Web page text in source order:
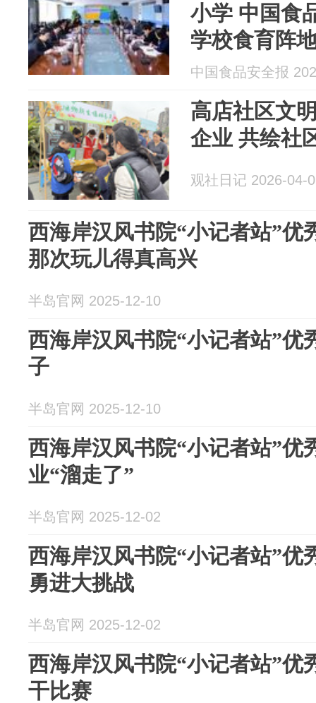
小学 中国食
学校食育阵
中国食品安全报
高店社区文
企业 共绘社
观社日记 2026-04-
西海岸汉风书院“小记者站”
那次玩儿得真高兴
半岛官网 2025-12-10
西海岸汉风书院“小记者站”
子
半岛官网 2025-12-10
西海岸汉风书院“小记者站”
业“溜走了”
半岛官网 2025-12-02
西海岸汉风书院“小记者站”
勇进大挑战
半岛官网 2025-12-02
西海岸汉风书院“小记者站”
干比赛